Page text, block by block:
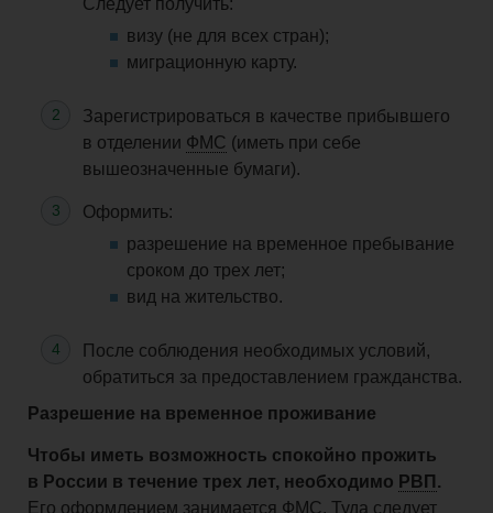
Следует получить:
визу (не для всех стран);
миграционную карту.
Зарегистрироваться в качестве прибывшего
в отделении ФМС (иметь при себе
вышеозначенные бумаги).
Оформить:
разрешение на временное пребывание
сроком до трех лет;
вид на жительство.
После соблюдения необходимых условий,
обратиться за предоставлением гражданства.
Разрешение на временное проживание
Чтобы иметь возможность спокойно прожить
в России в течение трех лет, необходимо РВП .
Его оформлением занимается ФМС . Туда следует